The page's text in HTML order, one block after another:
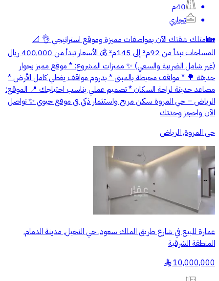
40م
تجاري
🏡امتلك شقتك الآن بمواصفات مميزة وموقع استراتيجي 👌 📐
المساحات تبدأ من 92م² إلى 145م² 💰 الأسعار تبدأ من 400,000 ريال
(غير شامل الضريبة والسعي) ✨ مميزات المشروع: * موقع مميز بجوار
حديقة 🌳 * مواقف محيطة بالمبنى * بدروم مواقف يغطي كامل الأرض *
مصاعد حديثة لراحة السكان * تصميم عملي يناسب احتياجك 📍 الموقع:
الرياض – حي المروة سكن مريح واستثمار ذكي في موقع حيوي ✨ تواصل
الآن واحجز وحدتك
حي المروة, الرياض
عمارة للبيع في شارع طريق الملك سعود, حي النخيل, مدينة الدمام,
المنطقة الشرقية
10,000,000
§